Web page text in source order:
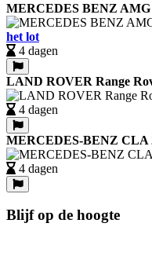
MERCEDES BENZ
het lot
4 dagen
LAND ROVER Range
4 dagen
MERCEDES-BENZ CLA
4 dagen
Blijf op de hoogte